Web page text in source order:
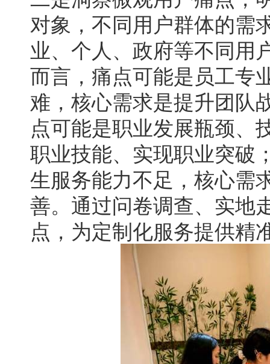
对象，不同用户群体的需
业、个人、政府等不同用
而言，痛点可能是员工专
难，核心需求是提升团队
点可能是职业发展瓶颈、
职业技能、实现职业突破
生服务能力不足，核心需
善。通过问卷调查、实地
点，为定制化服务提供精